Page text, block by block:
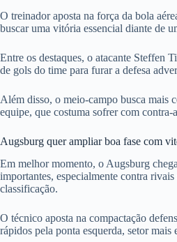
O treinador aposta na força da bola
buscar uma vitória essencial diante de
Entre os destaques, o atacante Steffen
de gols do time para furar a defesa
Além disso, o meio-campo busca mais
equipe, que costuma sofrer com contra-
Augsburg quer ampliar boa fase com
Em melhor momento, o Augsburg
importantes, especialmente contra
classificação.
O técnico aposta na compactação
rápidos pela ponta esquerda, setor mais